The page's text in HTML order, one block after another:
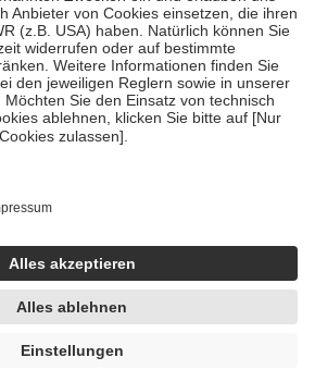
Stellung der Familie zu unterstützen,
an bei:
bis zum vollendeten 18. Lebensjahr
und Früherkennung, die von der
als unabhängigen Dienstleister für die
dass es sich um echte Bewertungen
findest du hier:
hc/de/articles/4419944605341